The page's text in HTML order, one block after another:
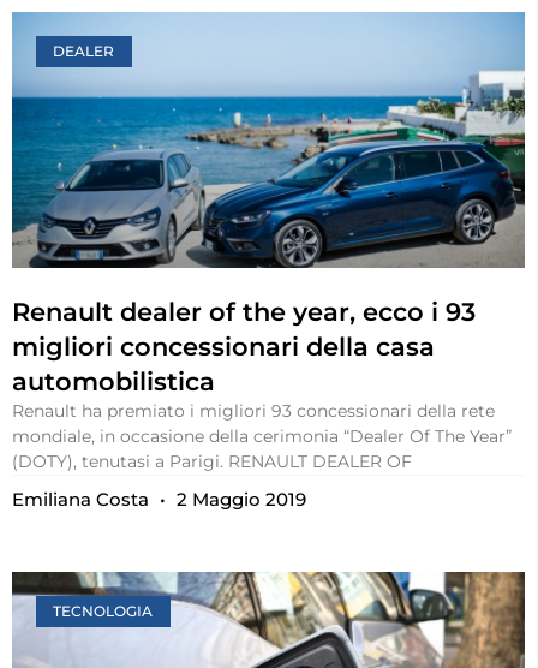
DEALER
Renault dealer of the year, ecco i 93
migliori concessionari della casa
automobilistica
Renault ha premiato i migliori 93 concessionari della rete
mondiale, in occasione della cerimonia “Dealer Of The Year”
(DOTY), tenutasi a Parigi. RENAULT DEALER OF
Emiliana Costa 2 Maggio 2019
TECNOLOGIA